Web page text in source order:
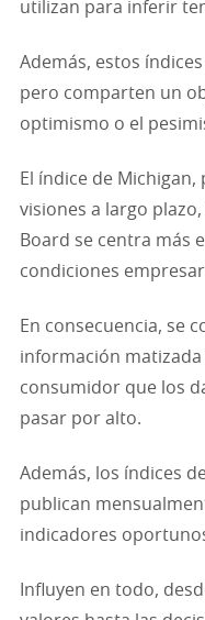
utilizan para inferir
Además, estos
pero comparten un
optimismo o el
El índice de
visiones a largo
Board se centra más
condiciones
En consecuencia, se
información matizada
consumidor que los
pasar por alto.
Además, los índices
publican
indicadores
Influyen en todo,